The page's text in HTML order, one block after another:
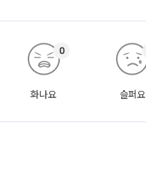
화나요
0
슬퍼요